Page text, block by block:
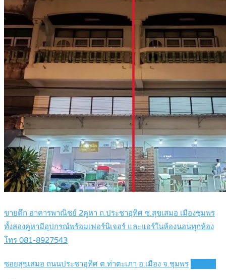
ขายตึก อาคารพาณิชย์ 2คูหา ถ.ประชาอุทิศ ซ.สุขเสมอ เมืองชุมพร
ทั้งสองคูหามีอุปกรณ์พร้อมเฟอร์นิเจอร์ และแอร์ในห้องนอนทุกห้อง
โทร 081-8927543
ซอยสุขเสมอ ถนนประชาอุทิศ ต.ท่าตะเภา อ.เมือง จ.ชุมพร